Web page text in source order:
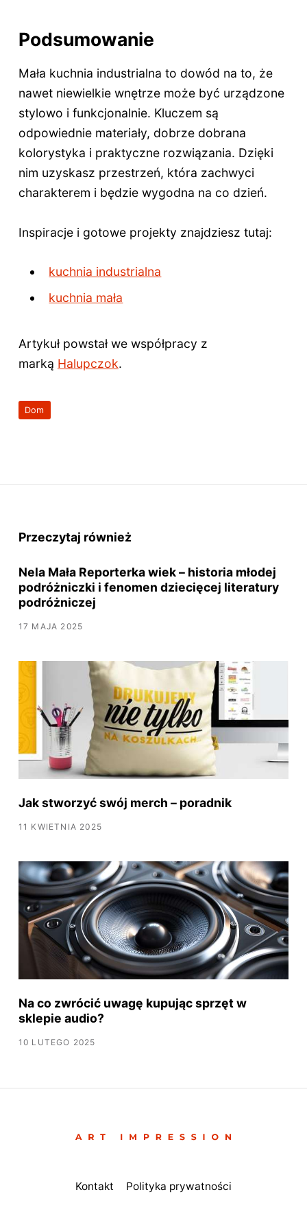
Podsumowanie
Mała kuchnia industrialna to dowód na to, że
nawet niewielkie wnętrze może być urządzone
stylowo i funkcjonalnie. Kluczem są
odpowiednie materiały, dobrze dobrana
kolorystyka i praktyczne rozwiązania. Dzięki
nim uzyskasz przestrzeń, która zachwyci
charakterem i będzie wygodna na co dzień.
Inspiracje i gotowe projekty znajdziesz tutaj:
kuchnia industrialna
kuchnia mała
Artykuł powstał we współpracy z
marką Halupczok.
Dom
Przeczytaj również
Nela Mała Reporterka wiek – historia młodej
podróżniczki i fenomen dziecięcej literatury
podróżniczej
17 MAJA 2025
Jak stworzyć swój merch – poradnik
11 KWIETNIA 2025
Na co zwrócić uwagę kupując sprzęt w
sklepie audio?
10 LUTEGO 2025
Kontakt Polityka prywatności